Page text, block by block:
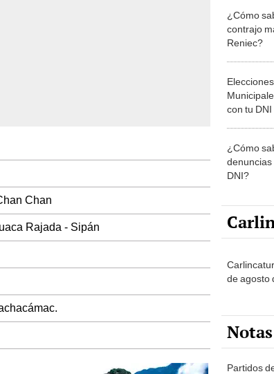
Chan
Rajada - Sipán
¿Cómo
contrajo
Reniec?
con tu
la ONPE
¿Cómo
denuncias
DNI?
de agosto
Partidos